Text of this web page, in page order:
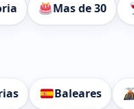
Mas de 30
Baleares